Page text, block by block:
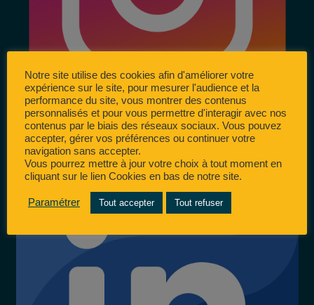
Notre site utilise des cookies afin d'améliorer votre
expérience sur le site, pour mesurer l'audience et la
performance du site, vous montrer des contenus
personnalisés et pour vous permettre d'interagir avec nos
contenus par le biais des réseaux sociaux. Vous pouvez
accepter, gérer vos préférences ou continuer votre
navigation sans accepter.
Vous pourrez mettre à jour votre choix à tout moment en
cliquant sur le lien Cookies en bas de notre site.
Paramétrer Tout accepter Tout refuser